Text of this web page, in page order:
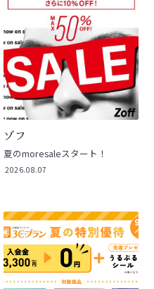
ゾフ
夏のmoresaleスタート！
2026.08.07